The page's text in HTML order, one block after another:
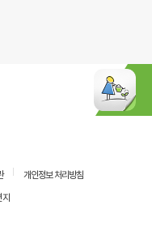
개인정보 처리방침